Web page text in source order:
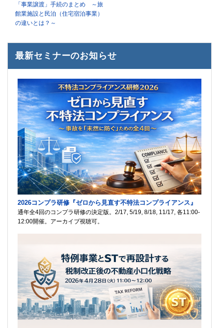
「事業譲渡」手続のまとめ ～旅
館業施設と民泊（住宅宿泊事業）
の違いとは？～
最新セミナーのお知らせ
2026コンプラ研修『ゼロから見直す不特法コンプライアンス』
通年全4回のコンプラ研修の決定版。2/17, 5/19, 8/18, 11/17, 各11:00-
12:00開催。アーカイブ視聴可。